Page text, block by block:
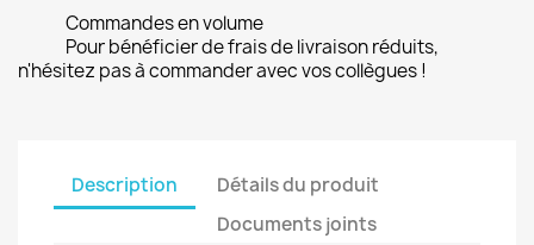
Commandes en volume
Pour bénéficier de frais de livraison réduits,
n'hésitez pas à commander avec vos collègues !
Description
Détails du produit
Documents joints